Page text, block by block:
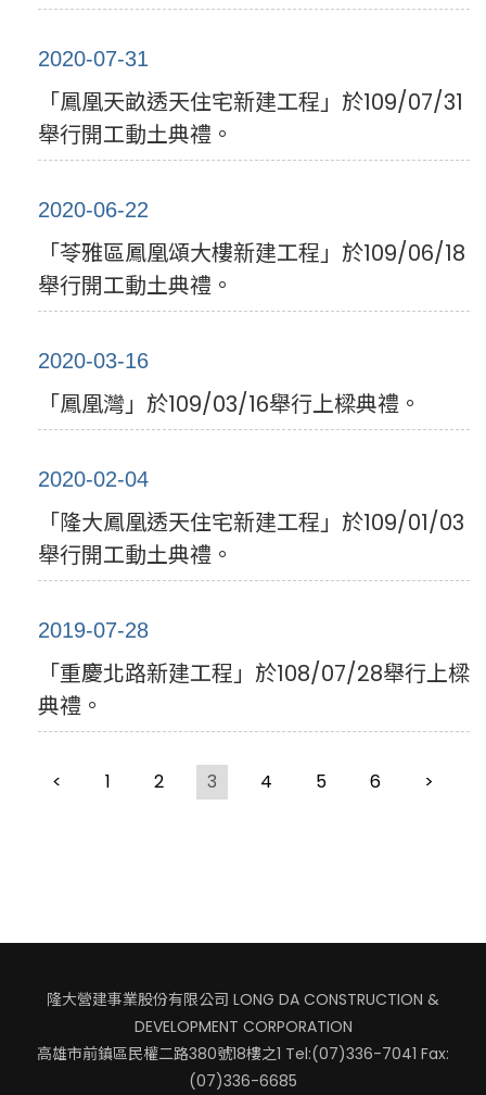
2020-07-31
「鳳凰天畝透天住宅新建工程」於109/07/31
舉行開工動土典禮。
2020-06-22
「苓雅區鳳凰頌大樓新建工程」於109/06/18
舉行開工動土典禮。
2020-03-16
「鳳凰灣」於109/03/16舉行上樑典禮。
2020-02-04
「隆大鳳凰透天住宅新建工程」於109/01/03
舉行開工動土典禮。
2019-07-28
「重慶北路新建工程」於108/07/28舉行上樑
典禮。
< 1 2 3 4 5 6 >
隆大營建事業股份有限公司 LONG DA CONSTRUCTION &
DEVELOPMENT CORPORATION
高雄市前鎮區民權二路380號18樓之1 Tel:(07)336-7041 Fax:
(07)336-6685